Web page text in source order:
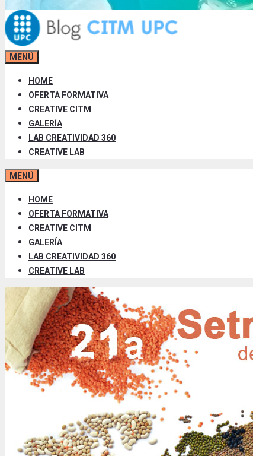
MENÚ
HOME
OFERTA FORMATIVA
CREATIVE CITM
GALERÍA
LAB CREATIVIDAD 360
CREATIVE LAB
MENÚ
HOME
OFERTA FORMATIVA
CREATIVE CITM
GALERÍA
LAB CREATIVIDAD 360
CREATIVE LAB